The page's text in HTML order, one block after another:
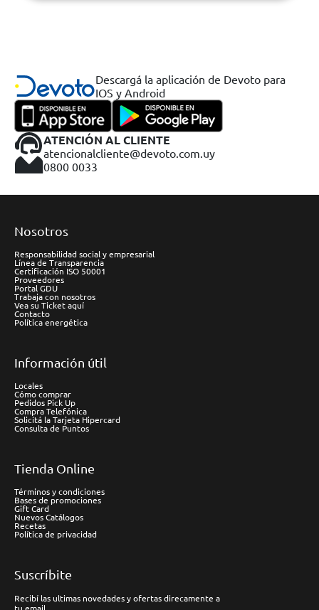
Descargá la aplicación de Devoto para
IOS y Android
ATENCIÓN AL CLIENTE
atencionalcliente@devoto.com.uy
0800 0033
Nosotros
Responsabilidad social y empresarial
Línea de Transparencia
Certificación ISO 50001
Proveedores
Portal GDU
Trabaja con nosotros
Vea su Ticket aquí
Contacto
Política energética
Información útil
Locales
Cómo comprar
Pedidos Pick Up
Compra Telefónica
Solicitá la Tarjeta Hipercard
Consulta de Puntos
Tienda Online
Términos y condiciones
Bases de promociones
Gift Card
Nuevos Catálogos
Recetas
Política de privacidad
Suscríbite
Recibí las ultimas novedades y ofertas direcamente a